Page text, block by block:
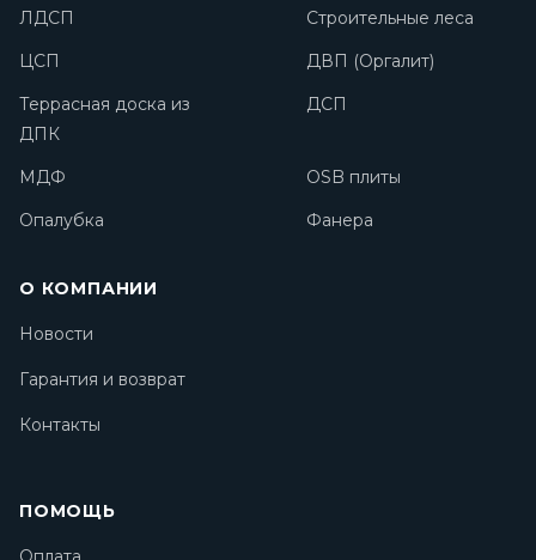
ЛДСП
Строительные леса
ЦСП
ДВП (Оргалит)
Террасная доска из
ДПК
ДСП
МДФ
OSB плиты
Опалубка
Фанера
О КОМПАНИИ
Новости
Гарантия и возврат
Контакты
ПОМОЩЬ